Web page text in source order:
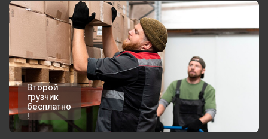
Второй
грузчик
бесплатно
!